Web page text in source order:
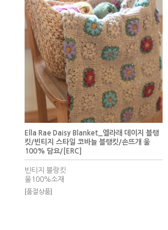
Ella Rae Daisy Blanket_엘라래 데이지 블랭
킷/빈티지 스타일 코바늘 블랭킷/손뜨개 울
100% 담요/[ERC]
빈티지 블랑킷
울100%소재
[품절상품]